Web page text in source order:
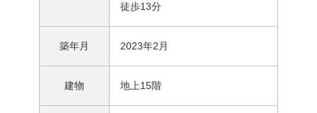
徒歩13分
築年月 2023年2月
建物 地上15階